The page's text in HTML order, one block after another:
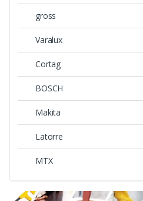
gross
Varalux
Cortag
BOSCH
Makita
Latorre
MTX